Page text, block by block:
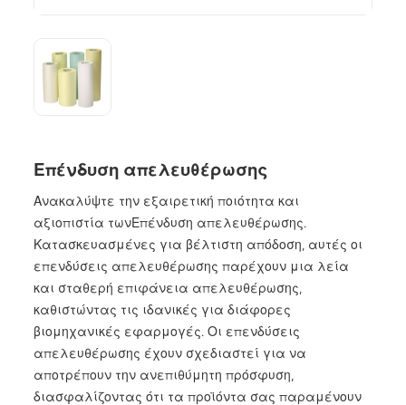
Επένδυση απελευθέρωσης
Ανακαλύψτε την εξαιρετική ποιότητα και
αξιοπιστία τωνΕπένδυση απελευθέρωσης.
Κατασκευασμένες για βέλτιστη απόδοση, αυτές οι
επενδύσεις απελευθέρωσης παρέχουν μια λεία
και σταθερή επιφάνεια απελευθέρωσης,
καθιστώντας τις ιδανικές για διάφορες
βιομηχανικές εφαρμογές. Οι επενδύσεις
απελευθέρωσης έχουν σχεδιαστεί για να
αποτρέπουν την ανεπιθύμητη πρόσφυση,
διασφαλίζοντας ότι τα προϊόντα σας παραμένουν